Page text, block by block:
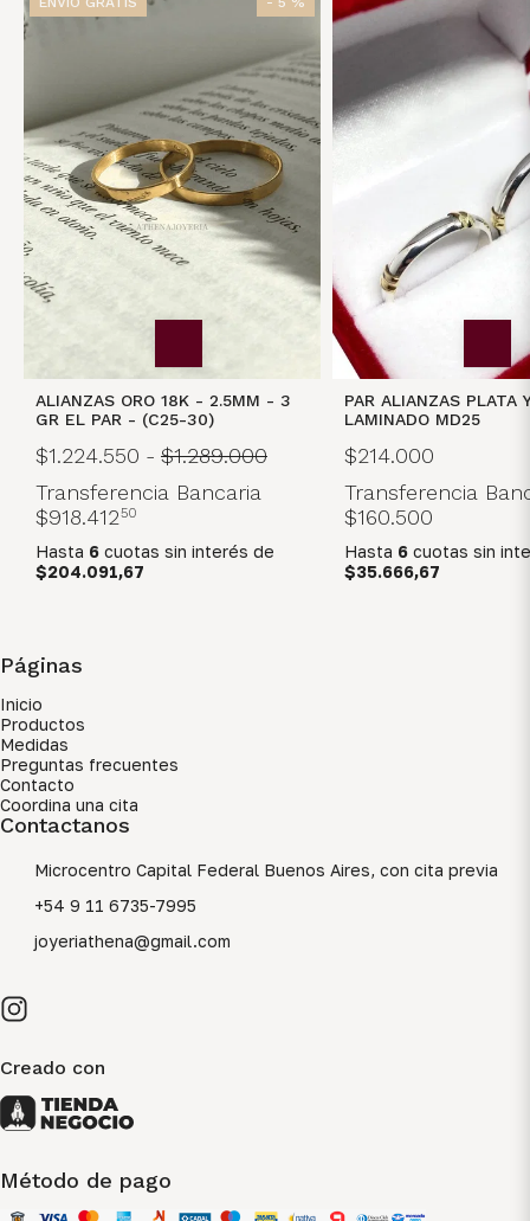
ALIANZAS ORO 18K - 2.5MM - 3
GR EL PAR - (C25-30)
$1.224.550 - $1.289.000
Transferencia Bancaria
$918.41250
Hasta 6 cuotas sin interés de
$204.091,67
PAR ALIANZAS PLATA
LAMINADO MD25
$214.000
Transferencia
$160.500
Hasta 6 cuotas sin
$35.666,67
Páginas
Inicio
Productos
Medidas
Preguntas frecuentes
Contacto
Coordina una cita
Contactanos
Microcentro Capital Federal Buenos Aires, con cita previa
+54 9 11 6735-7995
joyeriathena@gmail.com
Creado con
Método de pago